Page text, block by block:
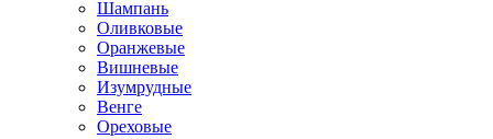
Шампань
Оливковые
Оранжевые
Вишневые
Изумрудные
Венге
Ореховые